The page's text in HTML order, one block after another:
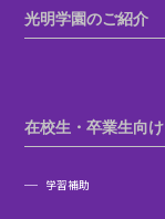
光明学園のご紹介
在校生・卒業生向け
学習補助